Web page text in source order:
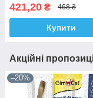
421,20 ₴ 468 ₴
Купити
Акційні
–20%